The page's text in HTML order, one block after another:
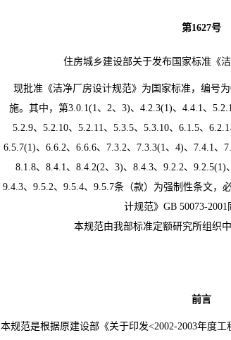
第1627号
住房城乡建设部关于发布国家标准《
现批准《洁净厂房设计规范》为国家标准，编号为
施。其中，第3.0.1(1、 2、 3)、 4.2.3(1)、 4.4.1、
5.2.9、 5.2.10、 5.2.11、 5.3.5、 5.3.10、 6.1.5、 6.2.1
6.5.7(1)、6.6.2、6.6.6、 7.3.2、 7.3.3(1、4)、 7.4.1、
8.1.8、8.4.1、8.4.2(2、3)、8.4.3、9.2.2、9.2.5(1)
9.4.3、9.5.2、9.5.4、9.5.7条（款）为强制性条文，
计规范》 GB 50073-2001
本规范由我部标准定额研究所组织
前言
本规范是根据原建设部《关于印发<2002-2003年度工